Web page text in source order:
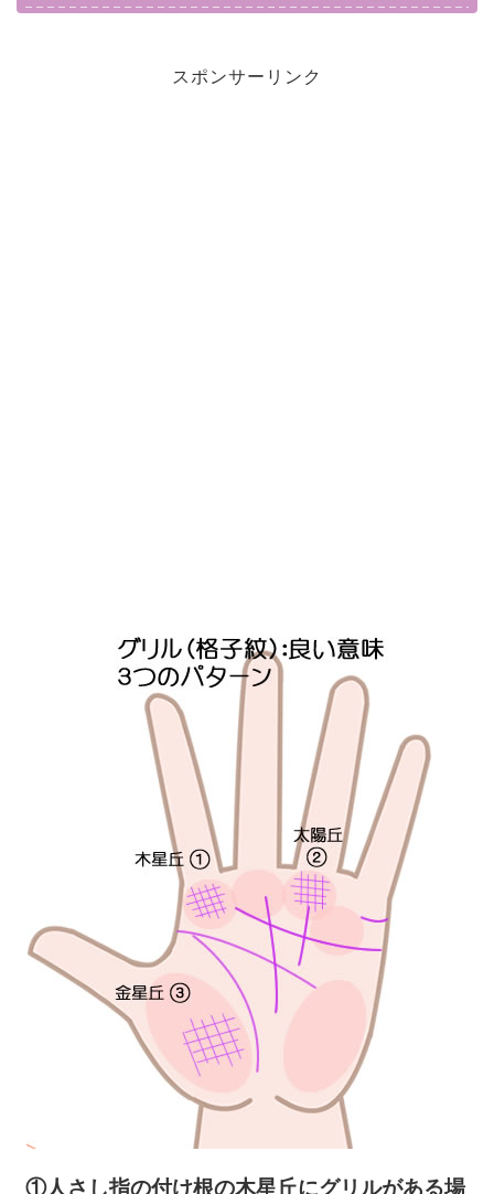
スポンサーリンク
①人さし指の付け根の木星丘にグリルがある場